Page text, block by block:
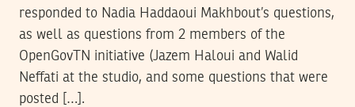
responded to Nadia Haddaoui Makhbout’s questions,
as well as questions from 2 members of the
OpenGovTN initiative (Jazem Haloui and Walid
Neffati at the studio, and some questions that were
posted […].